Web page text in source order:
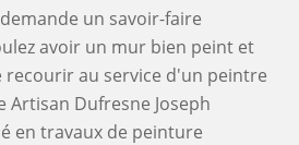
un savoir-faire
avoir un mur bien peint et
recourir au service d'un peintre
Dufresne Joseph
en travaux de peinture